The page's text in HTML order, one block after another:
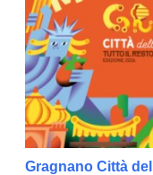
Gragnano Città